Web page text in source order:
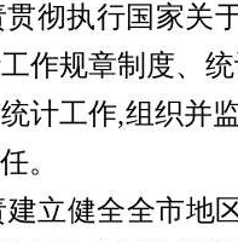
贯彻执行国家
作规章制度、
计工作,组织并
。
建立健全全市